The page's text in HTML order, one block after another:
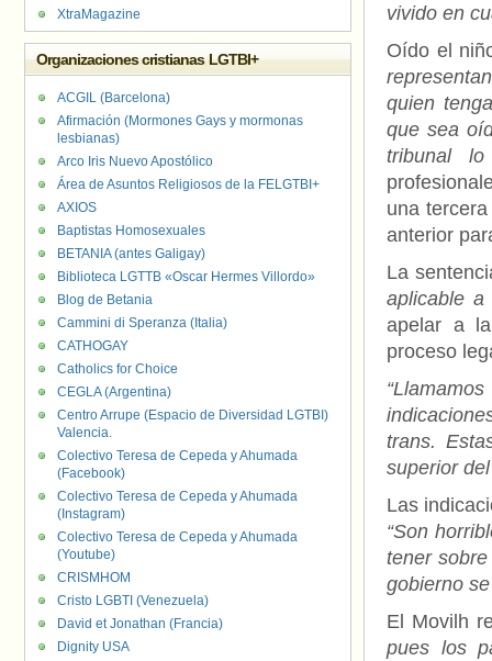
vivido en
Oído el
quien
que sea
tribunal lo
una
anterior
La
aplicable a
apelar a
proceso
trans.
superior del
Las
“Son
tener
gobierno
El Movilh
pues los
XtraMagazine
Organizaciones cristianas LGTBI+
ACGIL (Barcelona)
Afirmación (Mormones Gays y mormonas
lesbianas)
Arco Iris Nuevo Apostólico
Área de Asuntos Religiosos de la FELGTBI+
AXIOS
Baptistas Homosexuales
BETANIA (antes Galigay)
Biblioteca LGTTB «Oscar Hermes Villordo»
Blog de Betania
Cammini di Speranza (Italia)
CATHOGAY
Catholics for Choice
CEGLA (Argentina)
Centro Arrupe (Espacio de Diversidad LGTBI)
Valencia.
Colectivo Teresa de Cepeda y Ahumada
(Facebook)
Colectivo Teresa de Cepeda y Ahumada
(Instagram)
Colectivo Teresa de Cepeda y Ahumada
(Youtube)
CRISMHOM
Cristo LGBTI (Venezuela)
David et Jonathan (Francia)
Dignity USA